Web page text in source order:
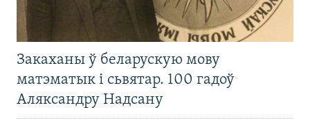
Закаханы ў беларускую мову
матэматык і сьвятар. 100 гадоў
Аляксандру Надсану